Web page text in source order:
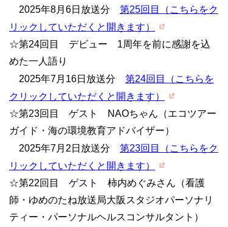
2025年8月6日放送分 第25回目（こちらをク
リックしていただくと開きます）
☆第24回目 デビュー 1周年を前に感謝を込
めた一人語り
2025年7月16日放送分 第24回目（こちらを
クリックしていただくと開きます）
☆第23回目 ゲスト NAOちゃん（エコツアー
ガイド・海の環境教育アドバイザー）
2025年7月2日放送分 第23回目（こちらをク
リックしていただくと開きます）
☆第22回目 ゲスト 柿内めぐみさん（看護
師・ゆめのたね放送局大阪スタジオパーソナリ
ティー・パーソナルヘルスコンサルタント）